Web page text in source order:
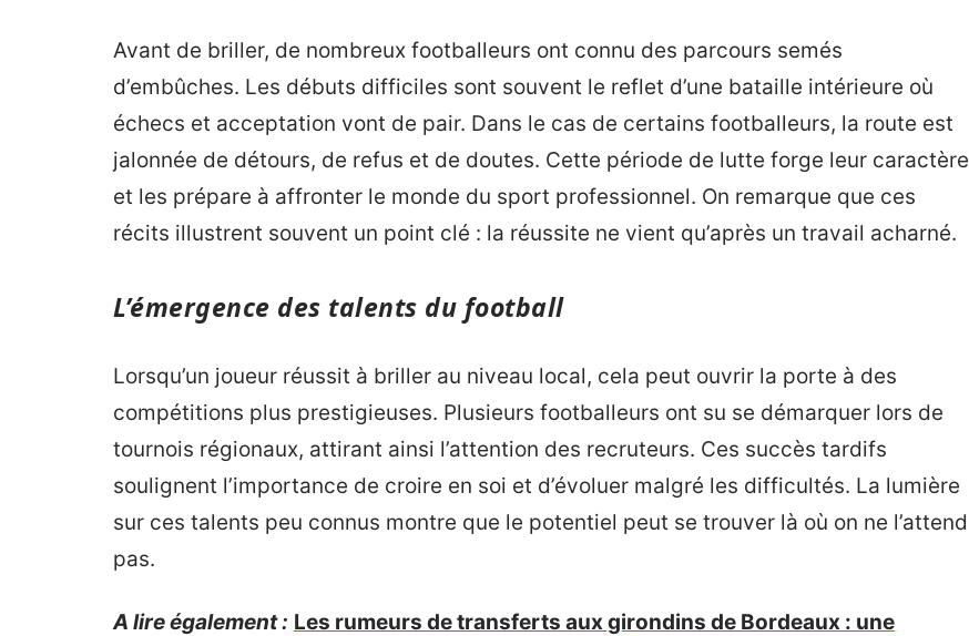
Avant de briller, de nombreux footballeurs ont connu des parcours semés
d’embûches. Les débuts difficiles sont souvent le reflet d’une bataille intérieure où
échecs et acceptation vont de pair. Dans le cas de certains footballeurs, la route est
jalonnée de détours, de refus et de doutes. Cette période de lutte forge leur caractère
et les prépare à affronter le monde du sport professionnel. On remarque que ces
récits illustrent souvent un point clé : la réussite ne vient qu’après un travail acharné.
L’émergence des talents du football
Lorsqu’un joueur réussit à briller au niveau local, cela peut ouvrir la porte à des
compétitions plus prestigieuses. Plusieurs footballeurs ont su se démarquer lors de
tournois régionaux, attirant ainsi l’attention des recruteurs. Ces succès tardifs
soulignent l’importance de croire en soi et d’évoluer malgré les difficultés. La lumière
sur ces talents peu connus montre que le potentiel peut se trouver là où on ne l’attend
pas.
A lire également : Les rumeurs de transferts aux girondins de Bordeaux : une